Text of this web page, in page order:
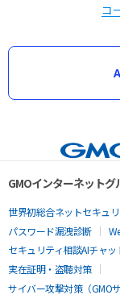
コ
GMOインターネット
世界初総合ネットセキュ
パスワード漏洩診断
セキュリティ相談AIチャッ
実在証明・盗聴対策
サイバー攻撃対策（GMO